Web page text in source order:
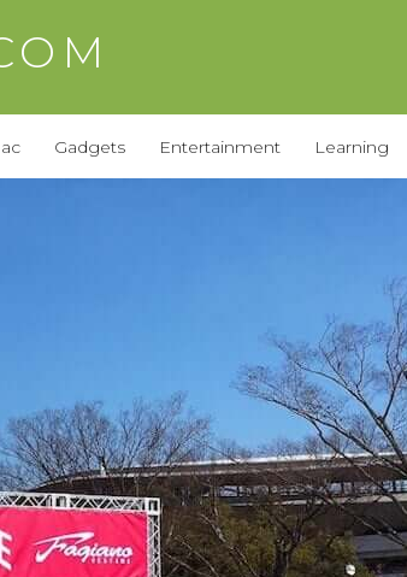
Gadgets Entertainment Learning